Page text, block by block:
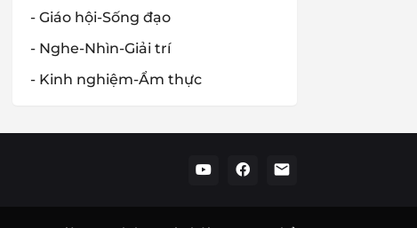
- Giáo hội-Sống đạo
- Nghe-Nhìn-Giải trí
- Kinh nghiệm-Ẩm thực